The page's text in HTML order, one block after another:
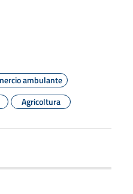
ambulante
Agricoltura